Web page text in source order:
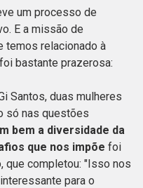
um processo de
E a missão de
temos relacionado à
bastante prazerosa:
Santos, duas mulheres
só nas questões
bem a diversidade da
que nos impõe foi
que completou: "Isso nos
para o